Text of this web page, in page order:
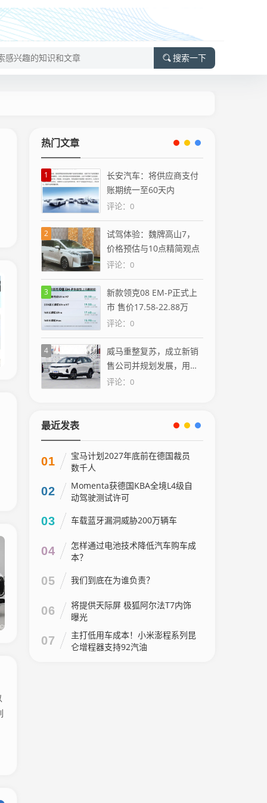
搜索一下
热门文章
1
长安汽车：将供应商支付
账期统一至60天内
评论：0
2
试驾体验：魏牌高山7，
价格预估与10点精简观点
评论：0
3
新款领克08 EM-P正式上
市 售价17.58-22.88万
评论：0
4
威马重整复苏，成立新销
售公司并规划发展，用户
或不再无家可归
评论：0
最近发表
01
宝马计划2027年底前在德国裁员
数千人
02
Momenta获德国KBA全境L4级自
动驾驶测试许可
03 车载蓝牙漏洞威胁200万辆车
04
怎样通过电池技术降低汽车购车成
本？
05 我们到底在为谁负责？
06
将提供天际屏 极狐阿尔法T7内饰
曝光
07
主打低用车成本！小米澎程系列昆
仑增程器支持92汽油